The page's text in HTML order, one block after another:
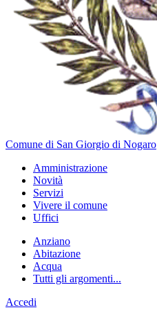
Comune di San Giorgio di Nogaro
Amministrazione
Novità
Servizi
Vivere il comune
Uffici
Anziano
Abitazione
Acqua
Tutti gli argomenti...
Accedi